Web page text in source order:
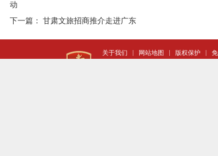
动
下一篇： 甘肃文旅招商推介走进广东